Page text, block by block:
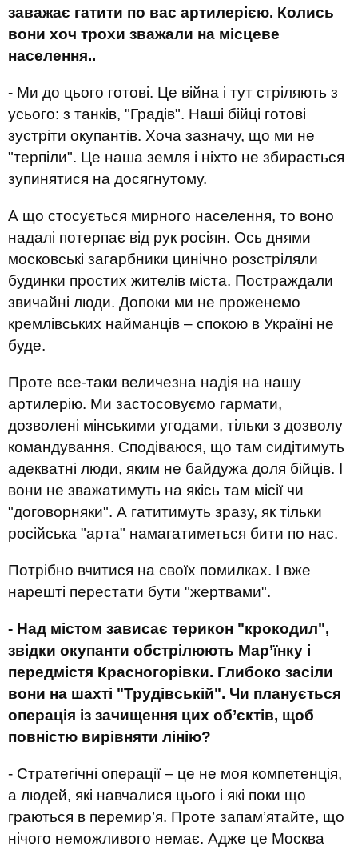
заважає гатити по вас артилерією. Колись
вони хоч трохи зважали на місцеве
населення..
- Ми до цього готові. Це війна і тут стріляють з
усього: з танків, "Градів". Наші бійці готові
зустріти окупантів. Хоча зазначу, що ми не
"терпіли". Це наша земля і ніхто не збирається
зупинятися на досягнутому.
А що стосується мирного населення, то воно
надалі потерпає від рук росіян. Ось днями
московські загарбники цинічно розстріляли
будинки простих жителів міста. Постраждали
звичайні люди. Допоки ми не проженемо
кремлівських найманців – спокою в Україні не
буде.
Проте все-таки величезна надія на нашу
артилерію. Ми застосовуємо гармати,
дозволені мінськими угодами, тільки з дозволу
командування. Сподіваюся, що там сидітимуть
адекватні люди, яким не байдужа доля бійців. І
вони не зважатимуть на якісь там місії чи
"договорняки". А гатитимуть зразу, як тільки
російська "арта" намагатиметься бити по нас.
Потрібно вчитися на своїх помилках. І вже
нарешті перестати бути "жертвами".
- Над містом зависає терикон "крокодил",
звідки окупанти обстрілюють Мар’їнку і
передмістя Красногорівки. Глибоко засіли
вони на шахті "Трудівській". Чи планується
операція із зачищення цих об’єктів, щоб
повністю вирівняти лінію?
- Стратегічні операції – це не моя компетенція,
а людей, які навчалися цього і які поки що
граються в перемир’я. Проте запам’ятайте, що
нічого неможливого немає. Адже це Москва